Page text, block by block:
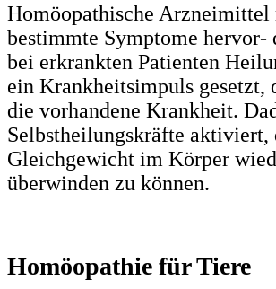
Homöopathische Arzneimittel
bestimmte Symptome hervor-
bei erkrankten Patienten
ein Krankheitsimpuls gesetzt,
die vorhandene Krankheit.
Selbstheilungskräfte aktiviert,
Gleichgewicht im Körper
überwinden zu können.
Homöopathie für Tiere